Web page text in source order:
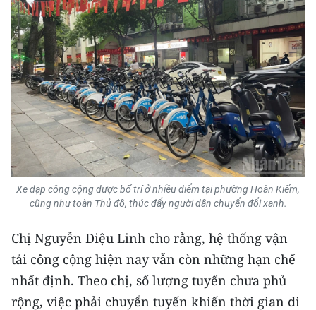
Xe đạp công cộng được bố trí ở nhiều điểm tại phường Hoàn Kiếm,
cũng như toàn Thủ đô, thúc đẩy người dân chuyển đổi xanh.
Chị Nguyễn Diệu Linh cho rằng, hệ thống vận
tải công cộng hiện nay vẫn còn những hạn chế
nhất định. Theo chị, số lượng tuyến chưa phủ
rộng, việc phải chuyển tuyến khiến thời gian di